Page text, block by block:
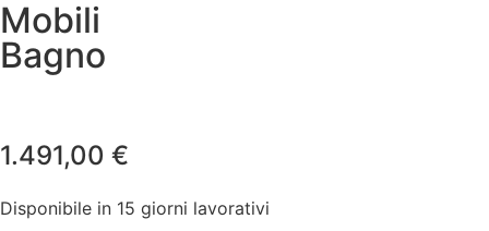
Mobili
Bagno
1.491,00 €
Disponibile in 15 giorni lavorativi